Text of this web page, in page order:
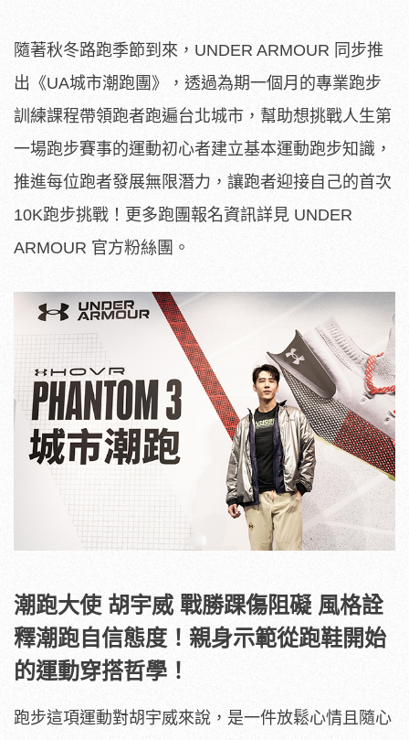
隨著秋冬路跑季節到來，UNDER ARMOUR 同步推
出《UA城市潮跑團》，透過為期一個月的專業跑步
訓練課程帶領跑者跑遍台北城市，幫助想挑戰人生第
一場跑步賽事的運動初心者建立基本運動跑步知識，
推進每位跑者發展無限潛力，讓跑者迎接自己的首次
10K跑步挑戰！更多跑團報名資訊詳見 UNDER
ARMOUR 官方粉絲團。
潮跑大使 胡宇威 戰勝踝傷阻礙 風格詮
釋潮跑自信態度！親身示範從跑鞋開始
的運動穿搭哲學！
跑步這項運動對胡宇威來說，是一件放鬆心情且隨心